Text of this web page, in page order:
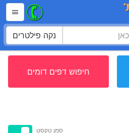
נקה פילטרים
חיפוש דפים דומים
סמן טקסט